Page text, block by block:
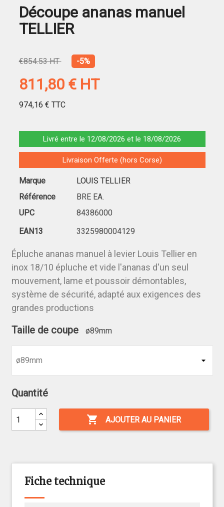
Découpe ananas manuel
TELLIER
€854.53 HT -5%
811,80 € HT
974,16 € TTC
Livré entre le 12/08/2026 et le 18/08/2026
Livraison Offerte (hors Corse)
Marque
LOUIS TELLIER
Référence
BRE EA.
UPC
84386000
EAN13
3325980004129
Épluche ananas manuel à levier Louis Tellier en
inox 18/10 épluche et vide l'ananas d'un seul
mouvement, lame et poussoir démontables,
système de sécurité, adapté aux exigences des
grandes productions
Taille de coupe ø89mm
Quantité
 AJOUTER AU PANIER
Fiche technique